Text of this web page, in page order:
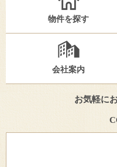
物件を探す
会社案内
お気軽に